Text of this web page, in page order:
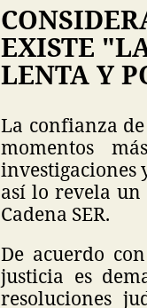
EXISTE
LENTA Y
La confianza
momentos
investigaciones
así lo revela
Cadena SER.
De acuerdo
justicia es
resoluciones